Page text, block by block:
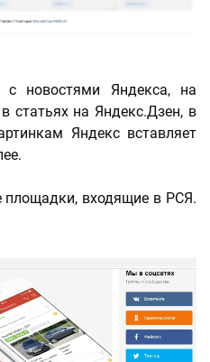
с новостями Яндекса, на
статьях на Яндекс.Дзен, в
Яндекс вставляет
площадки, входящие в РСЯ.